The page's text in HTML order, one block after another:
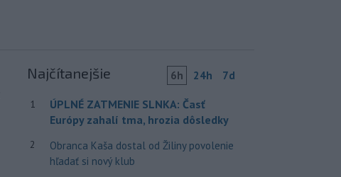
Najčítanejšie 6h 24h 7d
1
ÚPLNÉ ZATMENIE SLNKA: Časť
Európy zahalí tma, hrozia dôsledky
2
Obranca Kaša dostal od Žiliny povolenie
hľadať si nový klub